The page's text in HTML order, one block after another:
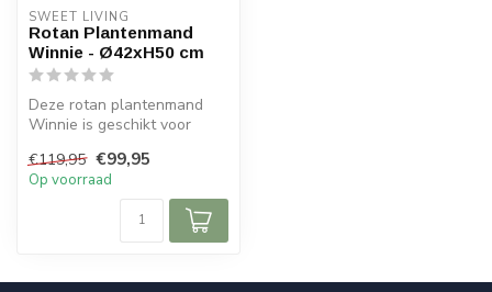
SWEET LIVING
Rotan Plantenmand
Winnie - Ø42xH50 cm
Deze rotan plantenmand
Winnie is geschikt voor
buiten. Perf...
€119,95 €99,95
Op voorraad